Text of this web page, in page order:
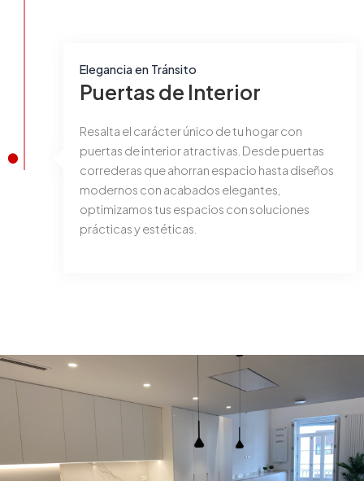
Elegancia en Tránsito
Puertas de Interior
Resalta el carácter único de tu hogar con
puertas de interior atractivas. Desde puertas
correderas que ahorran espacio hasta diseños
modernos con acabados elegantes,
optimizamos tus espacios con soluciones
prácticas y estéticas.